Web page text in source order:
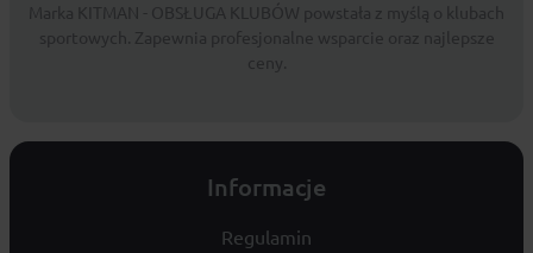
Informacje
Regulamin